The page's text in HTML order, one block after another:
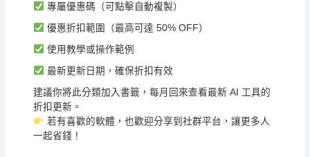
專屬優惠碼（可點擊自動複製）
優惠折扣範圍（最高可達 50% OFF）
使用教學或操作範例
最新更新日期，確保折扣有效
建議你將此分類加入書籤，每月回來查看最新 AI 工具的
折扣更新。
若有喜歡的軟體，也歡迎分享到社群平台，讓更多人
一起省錢！